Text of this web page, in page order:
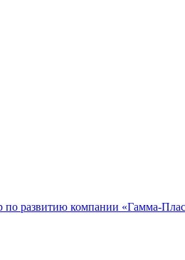
по развитию компании «Гамма-